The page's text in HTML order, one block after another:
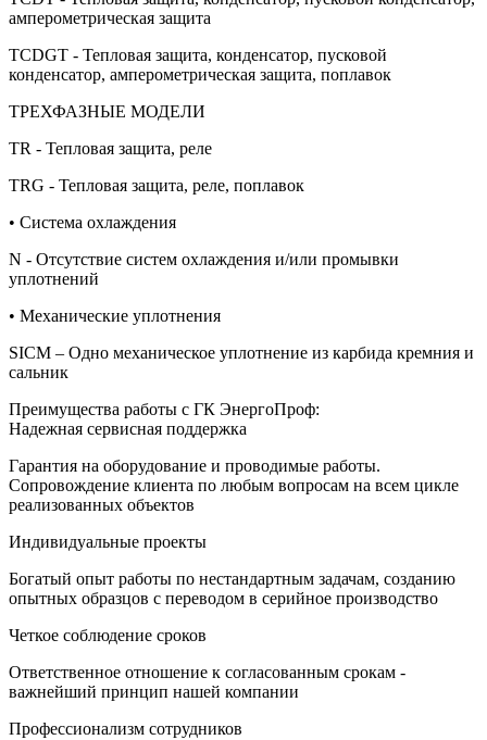
амперометрическая защита
TCDGT - Тепловая защита, конденсатор, пусковой
конденсатор, амперометрическая защита, поплавок
ТРЕХФАЗНЫЕ МОДЕЛИ
TR - Тепловая защита, реле
TRG - Тепловая защита, реле, поплавок
• Система охлаждения
N - Отсутствие систем охлаждения и/или промывки
уплотнений
• Механические уплотнения
SICM – Одно механическое уплотнение из карбида кремния и
сальник
Преимущества работы с ГК ЭнергоПроф:
Надежная сервисная поддержка
Гарантия на оборудование и проводимые работы.
Сопровождение клиента по любым вопросам на всем цикле
реализованных объектов
Индивидуальные проекты
Богатый опыт работы по нестандартным задачам, созданию
опытных образцов с переводом в серийное производство
Четкое соблюдение сроков
Ответственное отношение к согласованным срокам -
важнейший принцип нашей компании
Профессионализм сотрудников